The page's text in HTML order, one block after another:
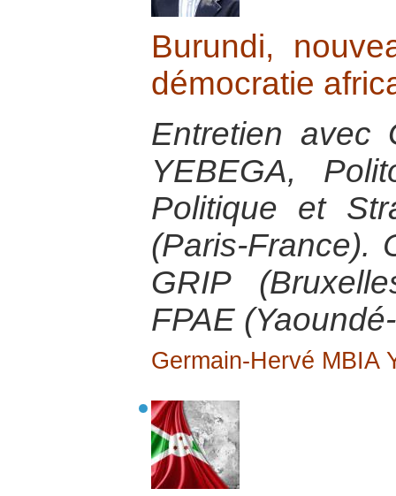
Burundi,
démocratie
Entretien avec
YEBEGA,
Politique et
(Paris-France).
GRIP
FPAE
Germain-Hervé MBIA